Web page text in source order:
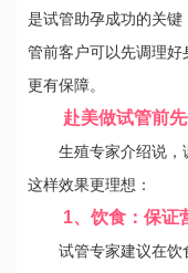
是试管助孕成功的关
管前客户可以先调理
更有保障。
赴美做试管前先
生殖专家介绍说，调
这样效果更理想：
1、饮食：保证
试管专家建议在饮